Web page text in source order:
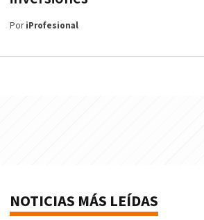
PoriProfesional
NOTICIAS MÁS LEÍDAS